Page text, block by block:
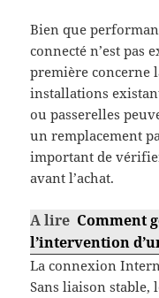
Bien que
connecté n’est pas
première concerne
installations
ou passerelles
un remplacement
important de
avant l’achat.
A lire Comment
l’intervention
La connexion
Sans liaison stable,